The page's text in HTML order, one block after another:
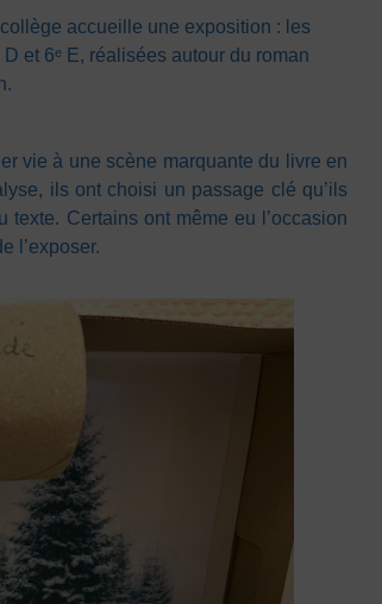
accueille une exposition : les
et 6ᵉ E, réalisées autour du roman
vie à une scène marquante du livre en
ils ont choisi un passage clé qu’ils
Certains ont même eu l’occasion
l’exposer.